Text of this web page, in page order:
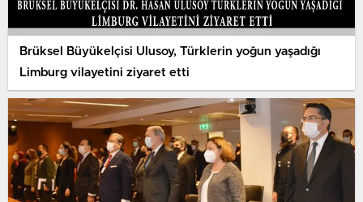
Brüksel Büyükelçisi Ulusoy, Türklerin yoğun yaşadığı
Limburg vilayetini ziyaret etti